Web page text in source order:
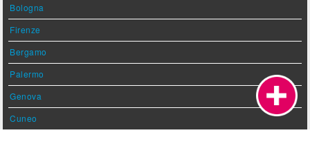
Bologna
Firenze
Bergamo
Palermo
Genova
Cuneo